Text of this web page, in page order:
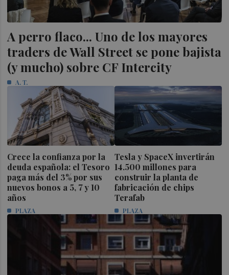
A perro flaco... Uno de los mayores
traders de Wall Street se pone bajista
(y mucho) sobre CF Intercity
A. T.
Crece la confianza por la
deuda española: el Tesoro
paga más del 3% por sus
nuevos bonos a 5, 7 y 10
años
PLAZA
Tesla y SpaceX invertirán
14.500 millones para
construir la planta de
fabricación de chips
Terafab
PLAZA